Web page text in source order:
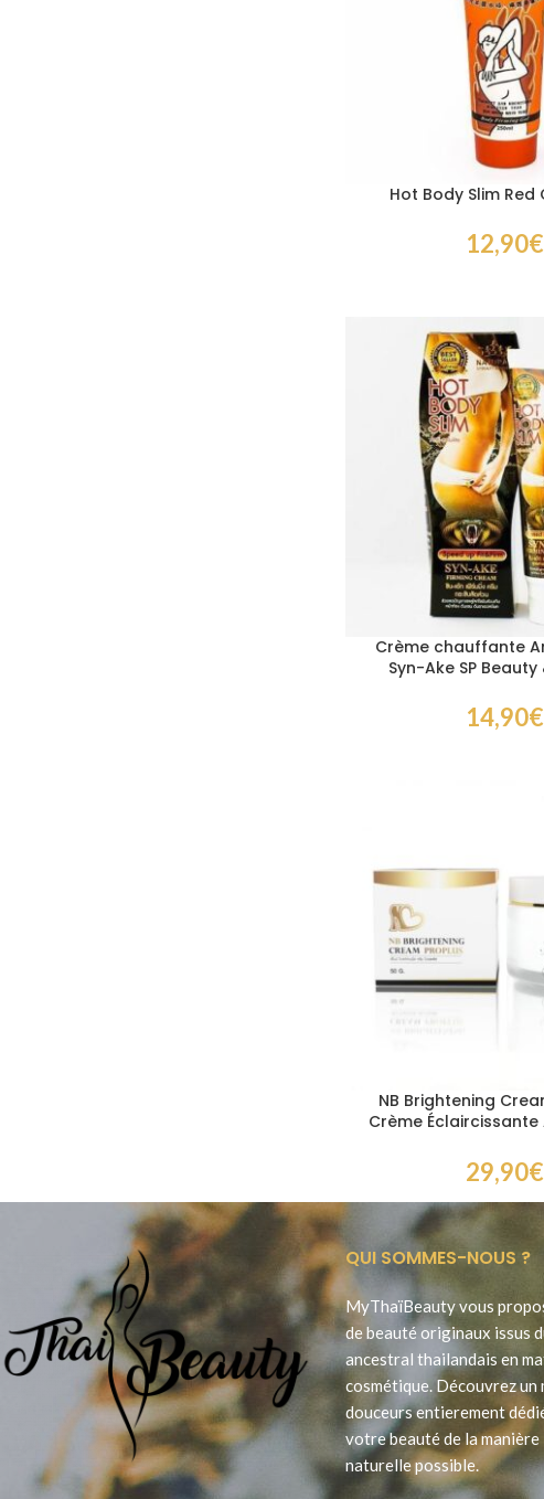
Hot Body Slim Red
12,90€
Crème chauffante
Syn-Ake SP
14,90€
NB Brightening
Crème
29,90€
QUI SOMMES-NOUS ?
MyThaïBeauty vous
de beauté originaux issus
ancestral thailandais en
cosmétique. Découvrez un
douceurs entierement
votre beauté de la manière
naturelle possible.